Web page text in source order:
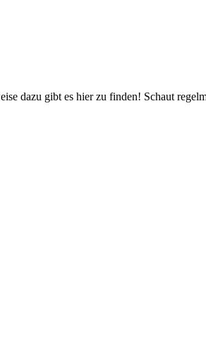
dazu gibt es hier zu finden! Schaut